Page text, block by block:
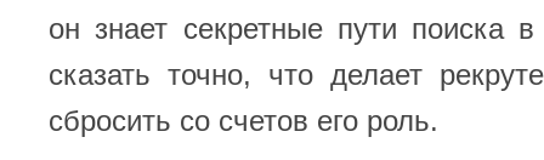
он знает секретные пути поиска
сказать точно, что делает
сбросить со счетов его роль.